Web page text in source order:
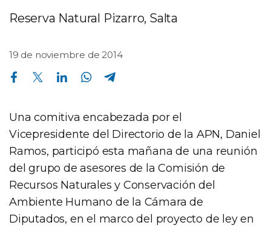
Reserva Natural Pizarro, Salta
19 de noviembre de 2014
Compartir en Facebook Compartir en Twitter Compartir en Linkedin Compartir en Whatsapp
Una comitiva encabezada por el
Vicepresidente del Directorio de la APN, Daniel
Ramos, participó esta mañana de una reunión
del grupo de asesores de la Comisión de
Recursos Naturales y Conservación del
Ambiente Humano de la Cámara de
Diputados, en el marco del proyecto de ley en